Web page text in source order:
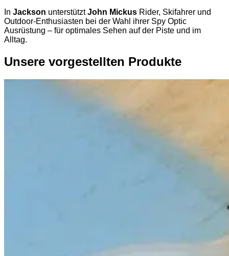
In Jackson unterstütztJohn Mickus Rider, Skifahrer und
Outdoor-Enthusiasten bei der Wahl ihrer Spy Optic
Ausrüstung – für optimales Sehen auf der Piste und im
Alltag.
Unsere vorgestellten Produkte